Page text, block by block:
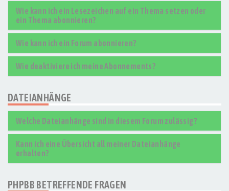
Wie kann ich ein Lesezeichen auf ein Thema setzen oder
ein Thema abonnieren?
Wie kann ich ein Forum abonnieren?
Wie deaktiviere ich meine Abonnements?
DATEIANHÄNGE
Welche Dateianhänge sind in diesem Forum zulässig?
Kann ich eine Übersicht all meiner Dateianhänge
erhalten?
PHPBB BETREFFENDE FRAGEN